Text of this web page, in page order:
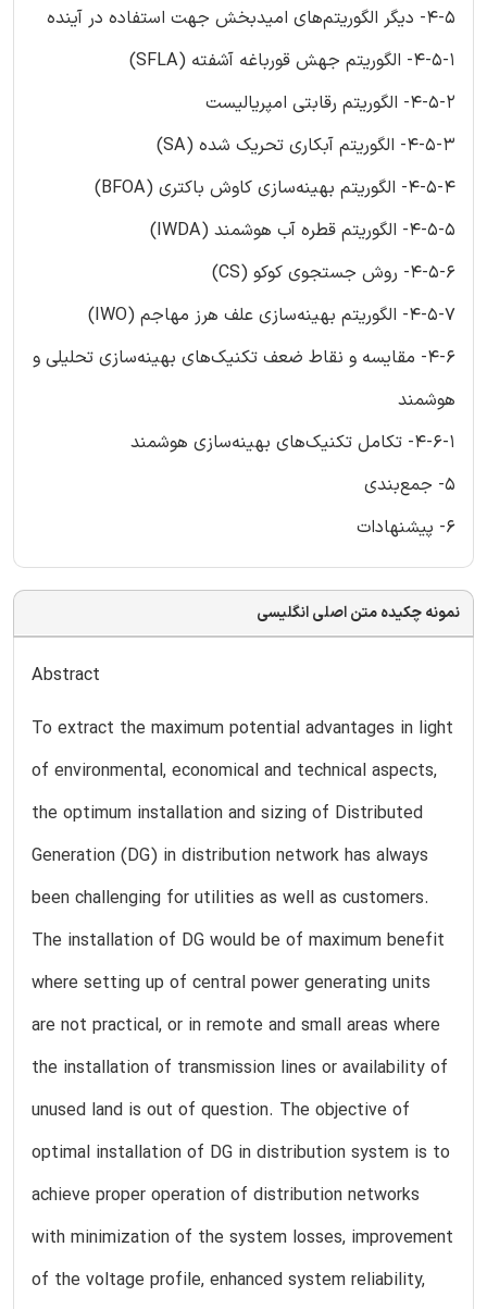
4-5- دیگر الگوریتم‌های امیدبخش جهت استفاده در آینده
4-5-1- الگوریتم جهش قورباغه آشفته (SFLA)
4-5-2- الگوریتم رقابتی امپریالیست
4-5-3- الگوریتم آبکاری تحریک شده (SA)
4-5-4- الگوریتم بهینه‌سازی کاوش باکتری (BFOA)
4-5-5- الگوریتم قطره آب هوشمند (IWDA)
4-5-6- روش جستجوی کوکو (CS)
4-5-7- الگوریتم بهینه‌سازی علف هرز مهاجم (IWO)
4-6- مقایسه و نقاط ضعف تکنیک‌های بهینه‌سازی تحلیلی و
هوشمند
4-6-1- تکامل تکنیک‌های بهینه‌سازی هوشمند
5- جمع‌بندی
6- پیشنهادات
نمونه چکیده متن اصلی انگلیسی
Abstract
To extract the maximum potential advantages in light
of environmental, economical and technical aspects,
the optimum installation and sizing of Distributed
Generation (DG) in distribution network has always
been challenging for utilities as well as customers.
The installation of DG would be of maximum benefit
where setting up of central power generating units
are not practical, or in remote and small areas where
the installation of transmission lines or availability of
unused land is out of question. The objective of
optimal installation of DG in distribution system is to
achieve proper operation of distribution networks
with minimization of the system losses, improvement
of the voltage profile, enhanced system reliability,